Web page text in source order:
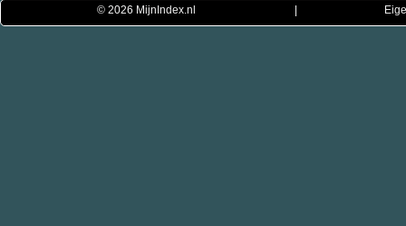
© 2026 MijnIndex.nl